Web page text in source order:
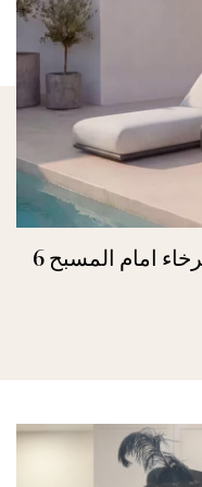
امام المسبح